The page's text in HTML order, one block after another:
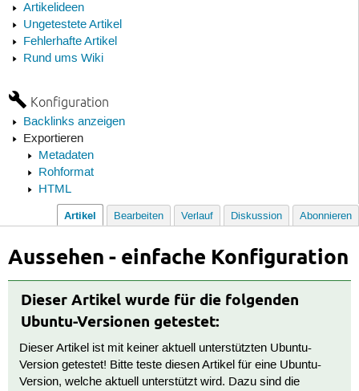
Artikelideen
Ungetestete Artikel
Fehlerhafte Artikel
Rund ums Wiki
Konfiguration
Backlinks anzeigen
Exportieren
Metadaten
Rohformat
HTML
Artikel Bearbeiten Verlauf Diskussion Abonnieren
Aussehen - einfache Konfiguration
Dieser Artikel wurde für die folgenden
Ubuntu-Versionen getestet:
Dieser Artikel ist mit keiner aktuell unterstützten Ubuntu-
Version getestet! Bitte teste diesen Artikel für eine Ubuntu-
Version, welche aktuell unterstützt wird. Dazu sind die